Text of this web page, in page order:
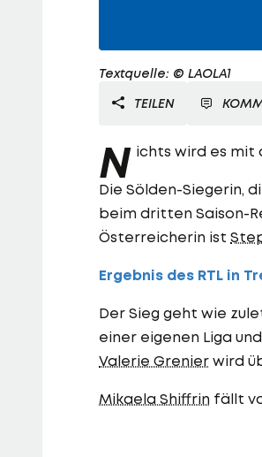
Textquelle: © LAOLA1
TEILEN
N ichts wird es mit
Die Sölden-Siegerin,
beim dritten Saison-
Österreicherin ist
Ergebnis des RTL in
Der Sieg geht wie
einer eigenen Liga
Valerie Grenier wird
Mikaela Shiffrin fällt